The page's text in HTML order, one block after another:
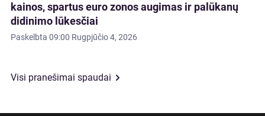
kainos, spartus euro zonos augimas ir palūkanų
didinimo lūkesčiai
Paskelbta 09:00 Rugpjūčio 4, 2026
Visi pranešimai spaudai